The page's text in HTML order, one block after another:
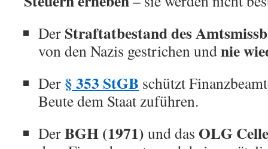
Der Straftatbestand des
von den Nazis gestrichen undnie
Der § 353 StGB schützt
Beute dem Staat zuführen.
DerBGH (1971) und das OLG